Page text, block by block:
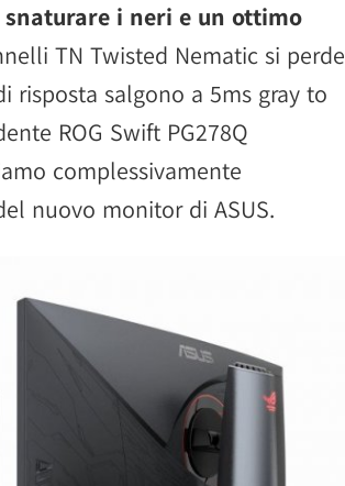
i neri e un ottimo
TN Twisted Nematic si perde
risposta salgono a 5ms gray to
ROG Swift PG278Q
complessivamente
nuovo monitor di ASUS.